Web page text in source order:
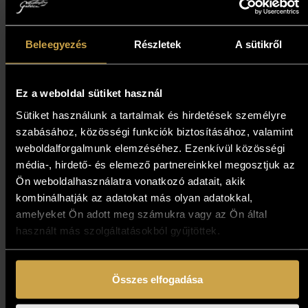
Beleegyezés Részletek A sütikről
Ez a weboldal sütiket használ
Sütiket használunk a tartalmak és hirdetések személyre
szabásához, közösségi funkciók biztosításához, valamint
weboldalforgalmunk elemzéséhez. Ezenkívül közösségi
média-, hirdető- és elemező partnereinkkel megosztjuk az
Ön weboldalhasználatra vonatkozó adatait, akik
kombinálhatják az adatokat más olyan adatokkal,
amelyeket Ön adott meg számukra vagy az Ön által
használt más szolgáltatásokból gyűjtöttek.
Összes elfogadása
Papp Gábor - Pihenő vitorlák
(40x60 cm)
559 000
Kosárba teszem